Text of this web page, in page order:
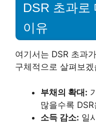
DSR 초과로
이유
여기서는 DSR 초과
구체적으로 살펴보
부채의 확대:
많을수록
소득 감소: 일